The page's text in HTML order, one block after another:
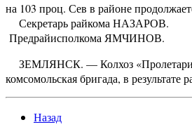
на 103 проц. Сев в рай­оне
Секретарь райкома НАЗАРОВ.
Предрайисполкома ЯМЧИНОВ.
ЗЕМЛЯНСК. — Колхоз «Пролетарий»
комсомольская бригада, в результате
Назад